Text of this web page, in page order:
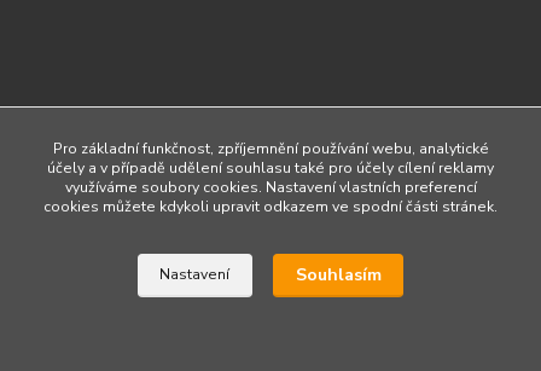
Pro základní funkčnost, zpříjemnění používání webu, analytické
účely a v případě udělení souhlasu také pro účely cílení reklamy
využíváme soubory cookies. Nastavení vlastních preferencí
cookies můžete kdykoli upravit odkazem ve spodní části stránek.
Nastavení Souhlasím